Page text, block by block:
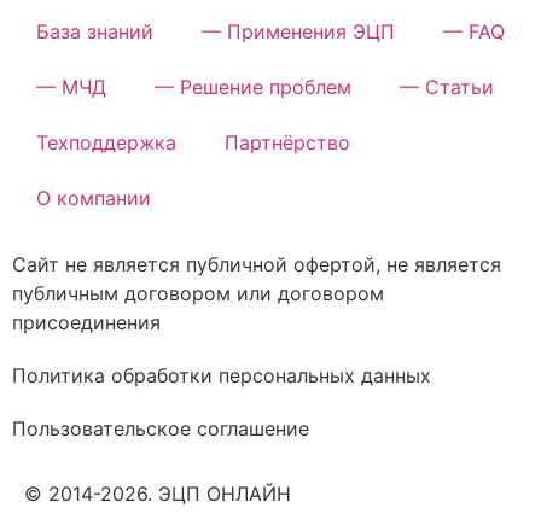
База знаний — Применения ЭЦП — FAQ
— МЧД — Решение проблем — Статьи
Техподдержка Партнёрство
О компании
Сайт не является публичной офертой, не является
публичным договором или договором
присоединения
Политика обработки персональных данных
Пользовательское соглашение
© 2014-2026. ЭЦП ОНЛАЙН